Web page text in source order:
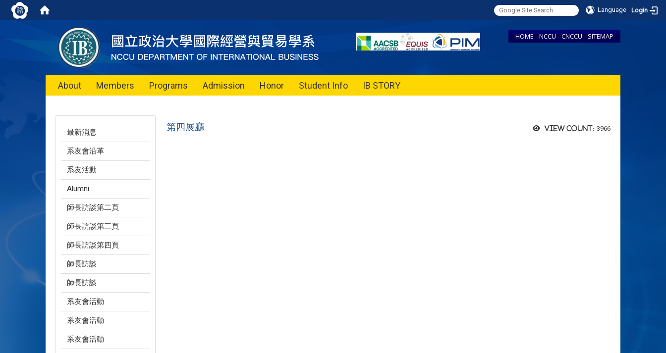
Language Login
HOME NCCU CNCCU SITEMAP
About Members Programs Admission Honor Student Info IB STORY
最新消息
系友會沿革
系友活動
Alumni
師長訪談第二頁
師長訪談第三頁
師長訪談第四頁
師長訪談
師長訪談
系友會活動
系友會活動
系友會活動
View count: 3966
第四展廳